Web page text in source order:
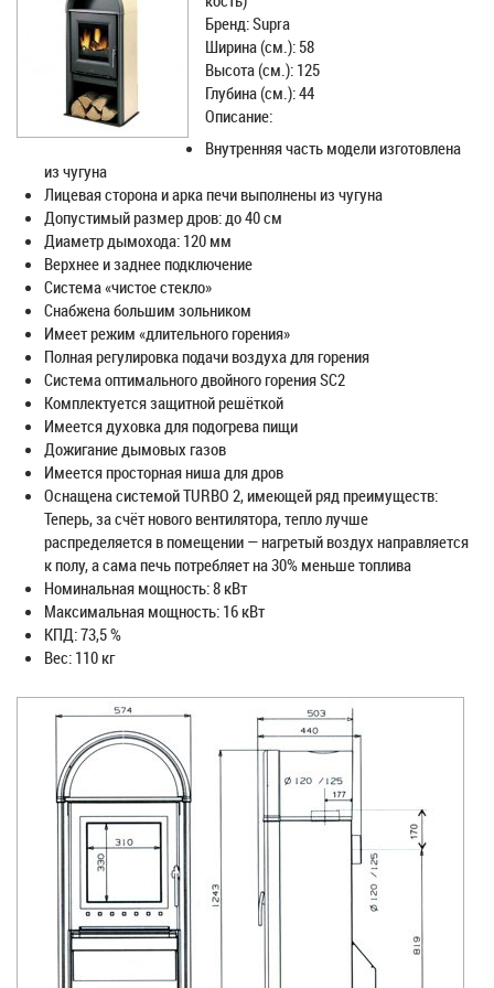
Бренд: Supra
Ширина (см.): 58
Высота (см.): 125
Глубина (см.): 44
Описание:
Внутренняя часть модели изготовлена
из чугуна
Лицевая сторона и арка печи выполнены из чугуна
Допустимый размер дров: до 40 см
Диаметр дымохода: 120 мм
Верхнее и заднее подключение
Система «чистое стекло»
Снабжена большим зольником
Имеет режим «длительного горения»
Полная регулировка подачи воздуха для горения
Система оптимального двойного горения SC2
Комплектуется защитной решёткой
Имеется духовка для подогрева пищи
Дожигание дымовых газов
Имеется просторная ниша для дров
Оснащена системой TURBO 2, имеющей ряд преимуществ:
Теперь, за счёт нового вентилятора, тепло лучше
распределяется в помещении — нагретый воздух направляется
к полу, а сама печь потребляет на 30% меньше топлива
Номинальная мощность: 8 кВт
Максимальная мощность: 16 кВт
КПД: 73,5 %
Вес: 110 кг